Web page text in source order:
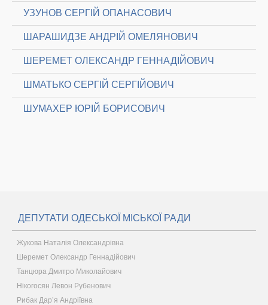
УЗУНОВ СЕРГІЙ ОПАНАСОВИЧ
ШАРАШИДЗЕ АНДРІЙ ОМЕЛЯНОВИЧ
ШЕРЕМЕТ ОЛЕКСАНДР ГЕННАДІЙОВИЧ
ШМАТЬКО СЕРГІЙ СЕРГІЙОВИЧ
ШУМАХЕР ЮРІЙ БОРИСОВИЧ
ДЕПУТАТИ ОДЕСЬКОЇ МІСЬКОЇ РАДИ
Жукова Наталія Олександрівна
Шеремет Олександр Геннадійович
Танцюра Дмитро Миколайович
Нікогосян Левон Рубенович
Рибак Дар’я Андріївна